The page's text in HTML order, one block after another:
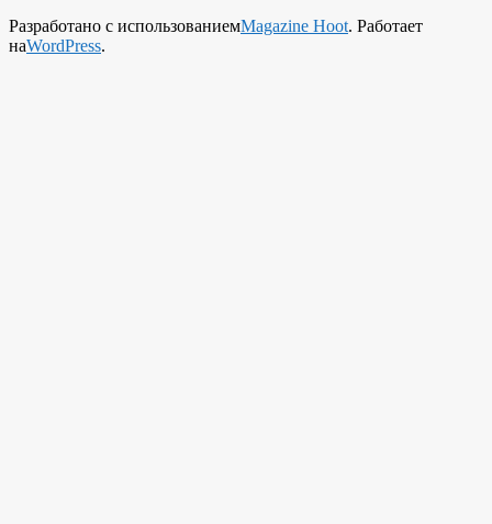
Разработано с использованиемMagazine Hoot. Работает
наWordPress.